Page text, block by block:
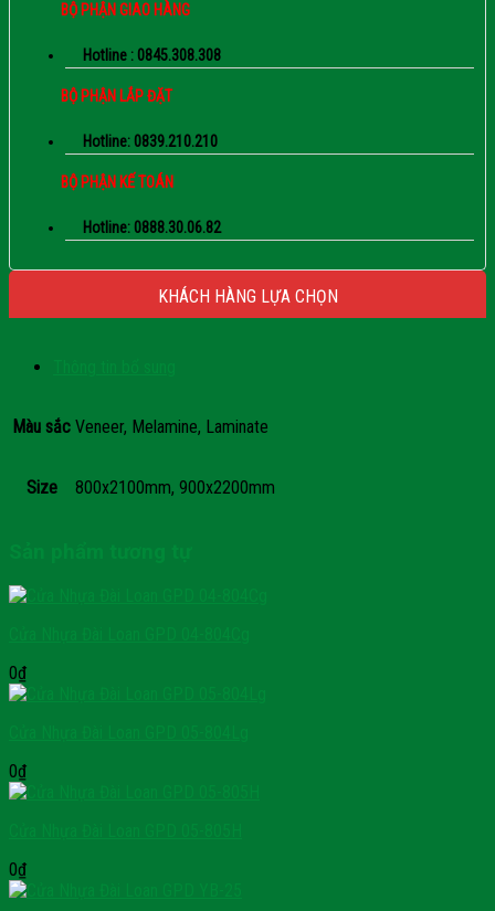
BỘ PHẬN GIAO HÀNG
Hotline : 0845.308.308
BỘ PHẬN LẮP ĐẶT
Hotline: 0839.210.210
BỘ PHẬN KẾ TOÁN
Hotline: 0888.30.06.82
KHÁCH HÀNG LỰA CHỌN
Màu sắc Veneer, Melamine, Laminate
Size 800x2100mm, 900x2200mm
0₫
0₫
0₫